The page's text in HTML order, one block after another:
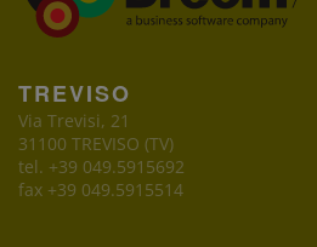
TREVISO
Via Trevisi, 21
31100 TREVISO (TV)
tel. +39 049.5915692
fax +39 049.5915514